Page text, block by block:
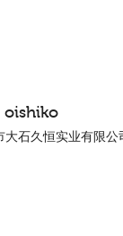
oishiko
大石久恒实业有限公